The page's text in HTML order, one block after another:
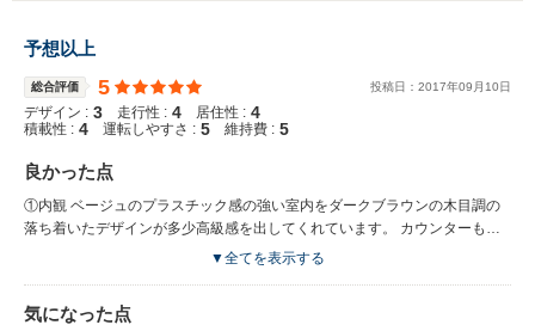
予想以上
総合評価 5 投稿日： 2017年09 月 10日
デザイン : 3 走行性 : 4 居住性 : 4
積載性 : 4 運転しやすさ : 5 維持費 : 5
良かった点
①内観 ベージュのプラスチック感の強い室内をダークブラウンの木目調の
落ち着いたデザインが多少高級感を出してくれています。 カウンターもプ
ラスチックだとかなり安っぽいオモチャの様な雰囲気だと思います。 ②エ
テッドでは全く聞こえません。グレードでエンジンの性能が違うのでしょう
▼全てを表示する
気になった点